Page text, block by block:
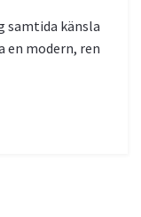
samtida känsla
en modern, ren